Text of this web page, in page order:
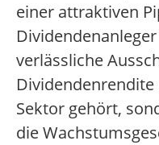
einer attraktiven
verlässliche
Sektor gehört,
die